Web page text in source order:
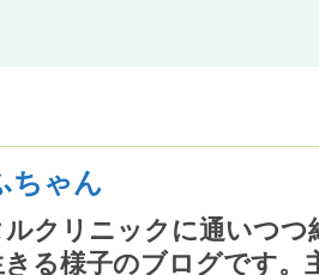
ちゃん
ルクリニックに通いつ
る様子のブログです。